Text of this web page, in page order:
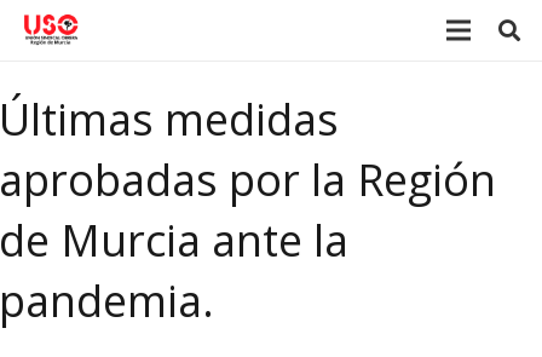
Últimas medidas
aprobadas por la Región
de Murcia ante la
pandemia.